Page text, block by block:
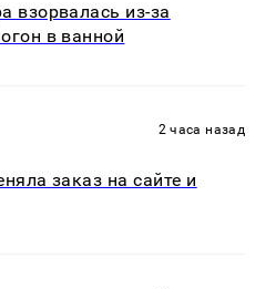
взорвалась из-за
в ванной
2 часа назад
заказ на сайте и